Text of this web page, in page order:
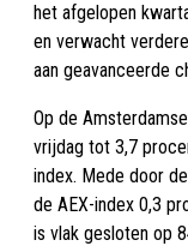
het afgelopen
en verwacht
aan geavanceerde
Op de
vrijdag tot 3,7
index. Mede door
de AEX-index 0,3
is vlak gesloten op